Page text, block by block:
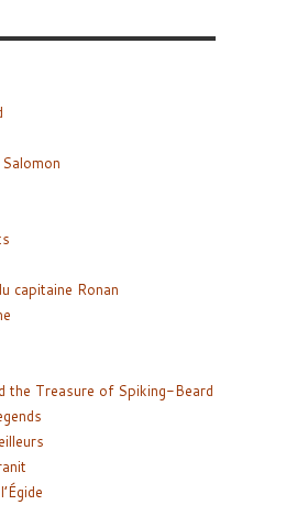
capitaine Ronan
the Treasure of Spiking-Beard